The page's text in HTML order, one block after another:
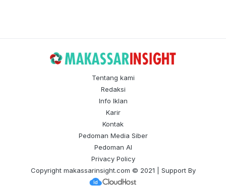
Tentang kami
Redaksi
Info Iklan
Karir
Kontak
Pedoman Media Siber
Pedoman AI
Privacy Policy
Copyright makassarinsight.com © 2021 | Support By